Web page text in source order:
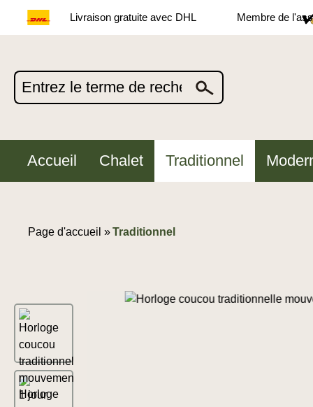
Livraison gratuite avec DHL Membre de
Accueil Chalet Traditionnel
Page d'accueil »Traditionnel